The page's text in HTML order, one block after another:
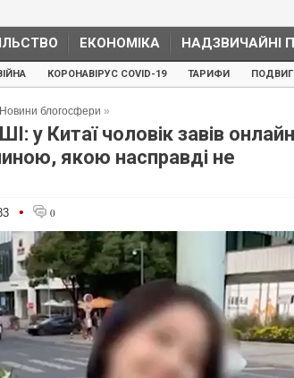
ЕКОНОМІКА НАДЗВИЧАЙНІ
КОРОНАВІРУС COVID-19 ТАРИФИ
Новини блогосфери »
у Китаї чоловік завів
якою насправді не
• 0